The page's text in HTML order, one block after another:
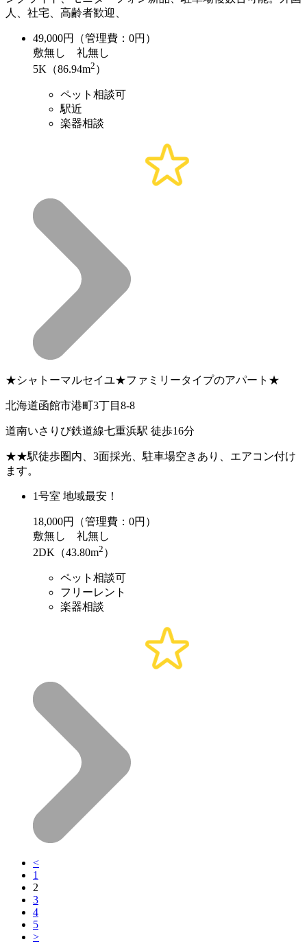
人、社宅、高齢者歓迎、
49,000円（管理費：0円）
敷無し 礼無し
5K（86.94m2 ）
ペット相談可
駅近
楽器相談
★シャトーマルセイユ★ファミリータイプのアパート★
北海道函館市港町3丁目8-8
道南いさりび鉄道線七重浜駅 徒歩16分
★★駅徒歩圏内、3面採光、駐車場空きあり、エアコン付け
ます。
1号室 地域最安！
18,000円（管理費：0円）
敷無し 礼無し
2DK（43.80m2 ）
ペット相談可
フリーレント
楽器相談
<
1
2
3
4
5
>